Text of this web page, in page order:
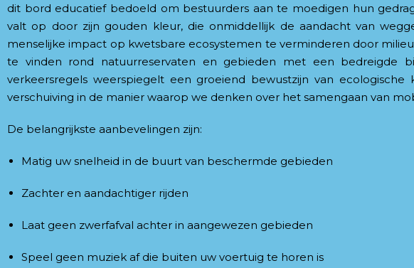
dit bord educatief bedoeld om bestuurders aan te moedigen hun
valt op door zijn gouden kleur, die onmiddellijk de aandacht van
menselijke impact op kwetsbare ecosystemen te verminderen door
te vinden rond natuurreservaten en gebieden met een bedreigde
verkeersregels weerspiegelt een groeiend bewustzijn van
verschuiving in de manier waarop we denken over het samengaan van
De belangrijkste aanbevelingen zijn:
Matig uw snelheid in de buurt van beschermde gebieden
Zachter en aandachtiger rijden
Laat geen zwerfafval achter in aangewezen gebieden
Speel geen muziek af die buiten uw voertuig te horen is